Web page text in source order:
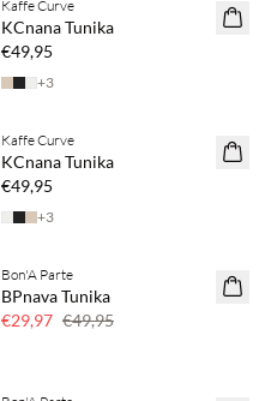
Kaffe Curve
KCnana Tunika
€49,95
+3
Kaffe Curve
KCnana Tunika
€49,95
+3
40 % Rabatt
Bon'A Parte
BPnava Tunika
€29,97 €49,95